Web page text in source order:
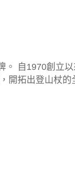
自1970創立
開拓出登山杖